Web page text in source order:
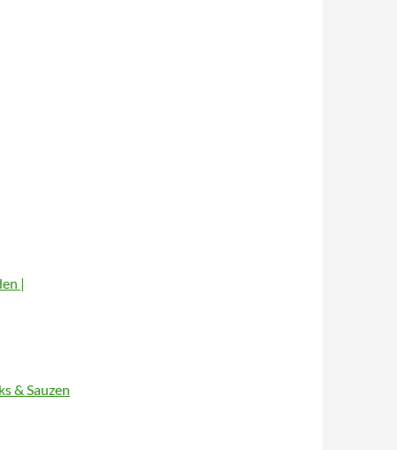
|
& Sauzen